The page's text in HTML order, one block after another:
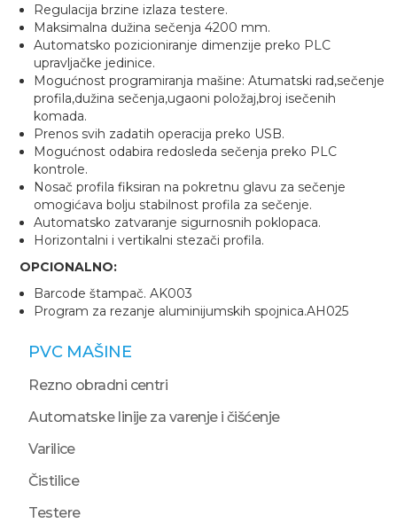
PVC MAŠINE
Rezno obradni centri
Automatske linije za varenje i čišćenje
Varilice
Čistilice
Testere
Regulacija brzine izlaza testere.
Maksimalna dužina sečenja 4200 mm.
Automatsko pozicioniranje dimenzije preko PLC
upravljačke jedinice.
Mogućnost programiranja mašine: Atumatski rad,sečenje
profila,dužina sečenja,ugaoni položaj,broj isečenih
komada.
Prenos svih zadatih operacija preko USB.
Mogućnost odabira redosleda sečenja preko PLC
kontrole.
Nosač profila fiksiran na pokretnu glavu za sečenje
omogićava bolju stabilnost profila za sečenje.
Automatsko zatvaranje sigurnosnih poklopaca.
Horizontalni i vertikalni stezači profila.
OPCIONALNO:
Barcode štampač. AK003
Program za rezanje aluminijumskih spojnica.AH025